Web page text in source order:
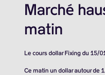
Marché
matin
Le cours dollar Fixing du 15/
Ce matin un dollar autour de